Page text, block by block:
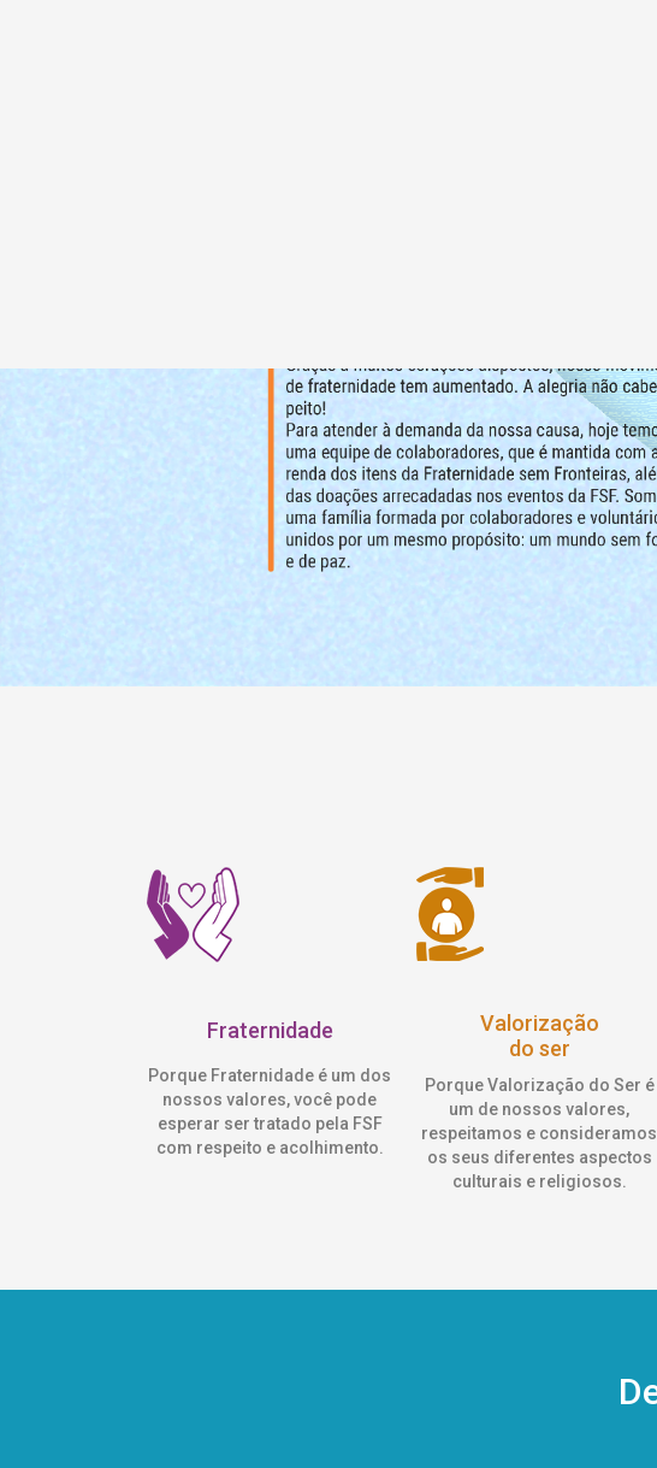
Fraternidade
Porque Fraternidade é um dos
nossos valores, você pode
esperar ser tratado pela FSF
com respeito e acolhimento.
Valorização
do ser
Porque Valorização do Ser é
um de nossos valores,
respeitamos e consideramos
os seus diferentes aspectos
culturais e religiosos.